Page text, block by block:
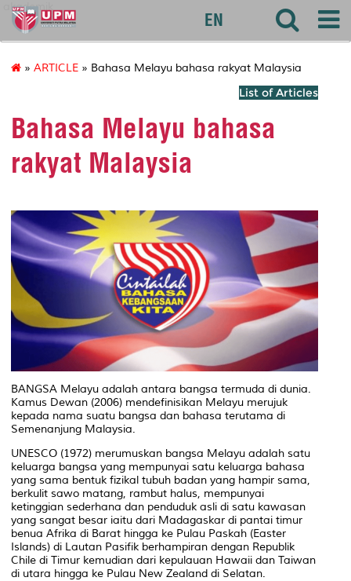
akademik
EN
» ARTICLE » Bahasa Melayu bahasa rakyat Malaysia
List of Articles
Bahasa Melayu bahasa
rakyat Malaysia
BANGSA Melayu adalah antara bangsa termuda di dunia.
Kamus Dewan (2006) mendefinisikan Melayu merujuk
kepada nama suatu bangsa dan bahasa terutama di
Semenanjung Malaysia.
UNESCO (1972) merumuskan bangsa Melayu adalah satu
keluarga bangsa yang mempunyai satu keluarga bahasa
yang sama bentuk fizikal tubuh badan yang hampir sama,
berkulit sawo matang, rambut halus, mempunyai
ketinggian sederhana dan penduduk asli di satu kawasan
yang sangat besar iaitu dari Madagaskar di pantai timur
benua Afrika di Barat hingga ke Pulau Paskah (Easter
Islands) di Lautan Pasifik berhampiran dengan Republik
Chile di Timur kemudian dari kepulauan Hawaii dan Taiwan
di utara hingga ke Pulau New Zealand di Selatan.